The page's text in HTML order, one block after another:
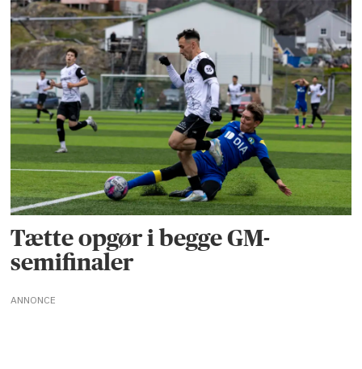
Tætte opgør i begge GM-
semifinaler
ANNONCE